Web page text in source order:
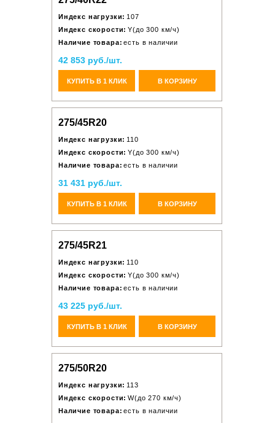
Индекс нагрузки: 107
Индекс скорости: Y(до 300 км/ч)
Наличие товара: есть в наличии
42 853 руб./шт.
КУПИТЬ В 1 КЛИК В КОРЗИНУ
275/45R20
Индекс нагрузки: 110
Индекс скорости: Y(до 300 км/ч)
Наличие товара: есть в наличии
31 431 руб./шт.
КУПИТЬ В 1 КЛИК В КОРЗИНУ
275/45R21
Индекс нагрузки: 110
Индекс скорости: Y(до 300 км/ч)
Наличие товара: есть в наличии
43 225 руб./шт.
КУПИТЬ В 1 КЛИК В КОРЗИНУ
275/50R20
Индекс нагрузки: 113
Индекс скорости: W(до 270 км/ч)
Наличие товара: есть в наличии